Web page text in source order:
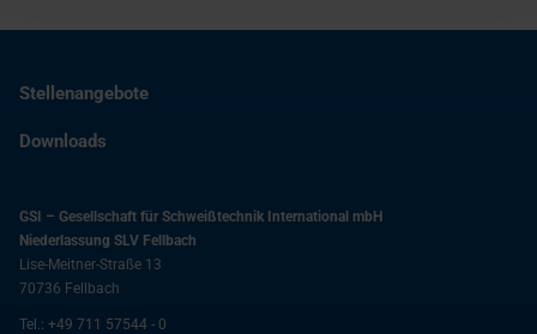
Stellenangebote
Downloads
GSI – Gesellschaft für Schweißtechnik International mbH
Niederlassung SLV Fellbach
Lise-Meitner-Straße 13
70736 Fellbach
Tel.: +49 711 57544 - 0